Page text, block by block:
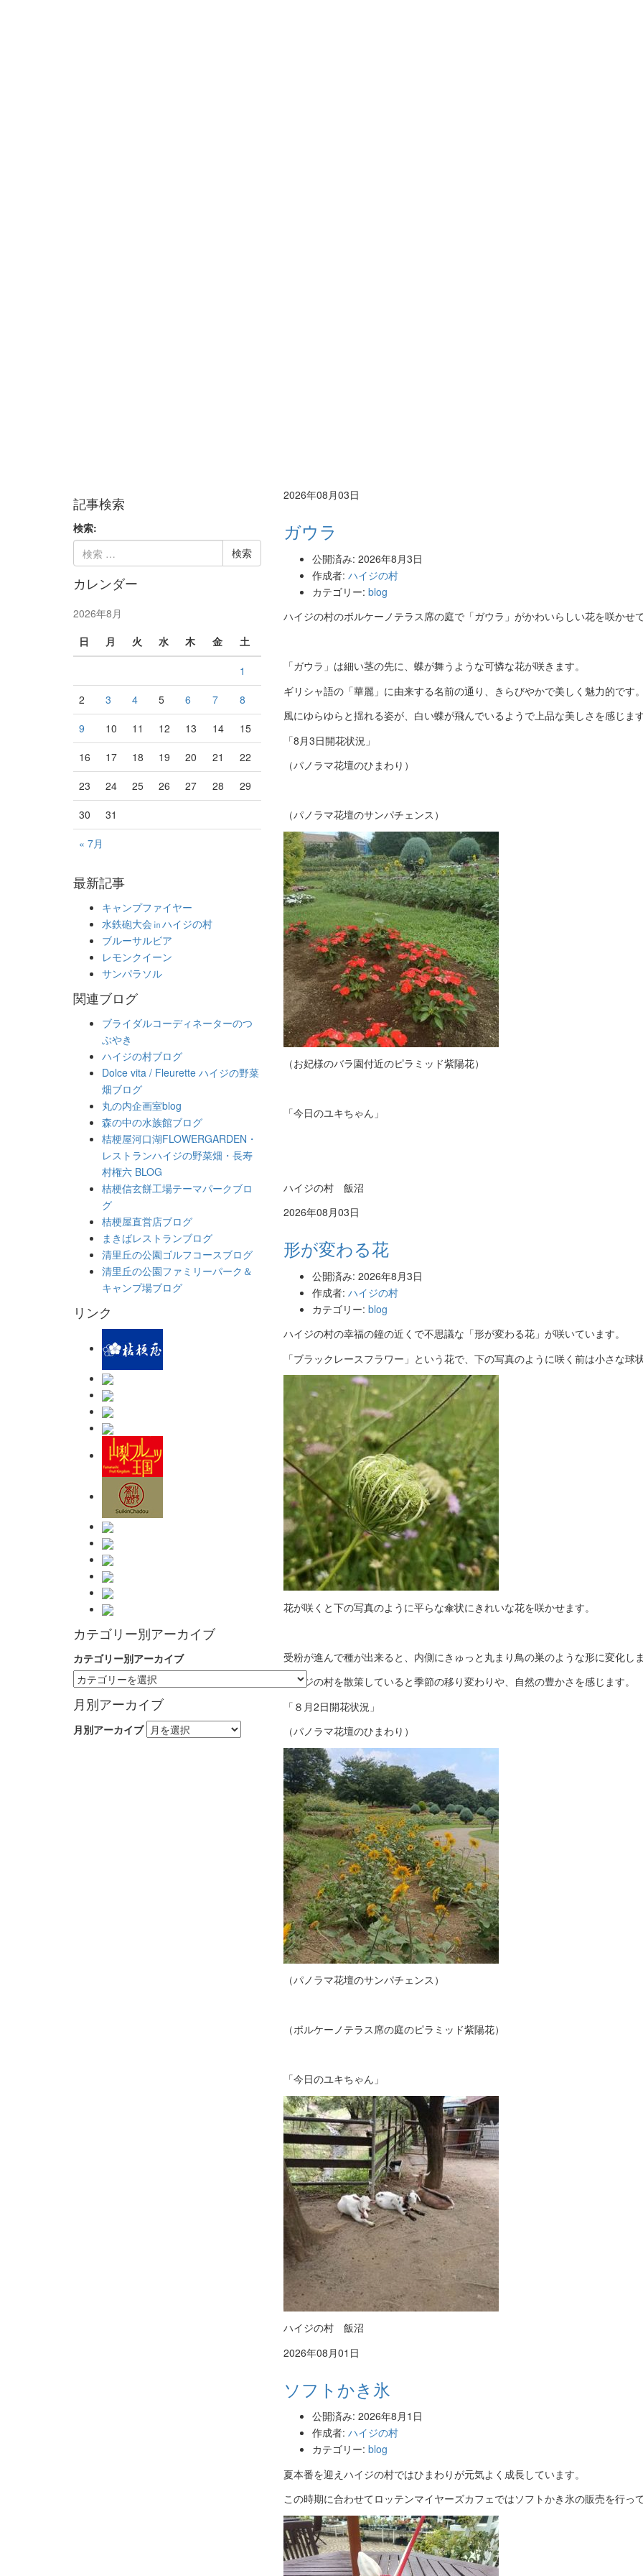
2026年08月03日
ガウラ
公開済み: 2026年8月3日
作成者: ハイジの村
カテゴリー: blog
ハイジの村のボルケーノテラス席の庭で「ガウラ」 がかわいらしい花を咲かせ
「ガウラ」は細い茎の先に、蝶が舞うような可憐な花が咲きます。
ギリシャ語の「華麗」に由来する名前の通り、きらびやかで美しく魅力的です
風にゆらゆらと揺れる姿が、白い蝶が飛んでいるようで上品な美しさを感じま
「8月3日開花状況」
（パノラマ花壇のひまわり）
（パノラマ花壇のサンパチェンス）
（お妃様のバラ園付近のピラミッド紫陽花）
「今日のユキちゃん」
ハイジの村 飯沼
2026年08月03日
形が変わる花
公開済み: 2026年8月3日
作成者: ハイジの村
カテゴリー: blog
ハイジの村の幸福の鐘の近くで不思議な「形が変わる花」が咲いています。
「ブラックレースフラワー」という花で、下の写真のように咲く前は小さな球
花が咲くと下の写真のように平らな傘状にきれいな花を咲かせます。
受粉が進んで種が出来ると、内側にきゅっと丸まり鳥の巣のような形に変化し
ハイジの村を散策していると季節の移り変わりや、自然の豊かさを感じます。
「８月2日開花状況」
（パノラマ花壇のひまわり）
（パノラマ花壇のサンパチェンス）
（ボルケーノテラス席の庭のピラミッド紫陽花）
「今日のユキちゃん」
ハイジの村 飯沼
2026年08月01日
ソフトかき氷
公開済み: 2026年8月1日
作成者: ハイジの村
カテゴリー: blog
夏本番を迎えハイジの村ではひまわりが元気よく成長しています。
この時期に合わせてロッテンマイヤーズカフェではソフトかき氷の販売を行っ
記事検索
検索:
カレンダー
2026年8月
日
月 火 水 木 金 土
« 7月
1
2
3 4 5 6 7
8
9
10 11 12 13 14
15
16
17 18 19 20 21
22
23
24 25 26 27 28
29
30
31
最新記事
キャンプファイヤー
水鉄砲大会㏌ハイジの村
ブルーサルビア
レモンクイーン
サンパラソル
関連ブログ
ブライダルコーディネーターのつ
ぶやき
ハイジの村ブログ
Dolce vita / Fleurette ハイジの野菜
畑ブログ
丸の内企画室blog
森の中の水族館ブログ
桔梗屋河口湖FLOWERGARDEN・
レストランハイジの野菜畑・長寿
村権六 BLOG
桔梗信玄餅工場テーマパークブロ
グ
桔梗屋直営店ブログ
まきばレストランブログ
清里丘の公園ゴルフコースブログ
清里丘の公園ファミリーパーク＆
キャンプ場ブログ
リンク
カテゴリー別アーカイブ
カテゴリー別アーカイブ
月別アーカイブ
月別アーカイブ